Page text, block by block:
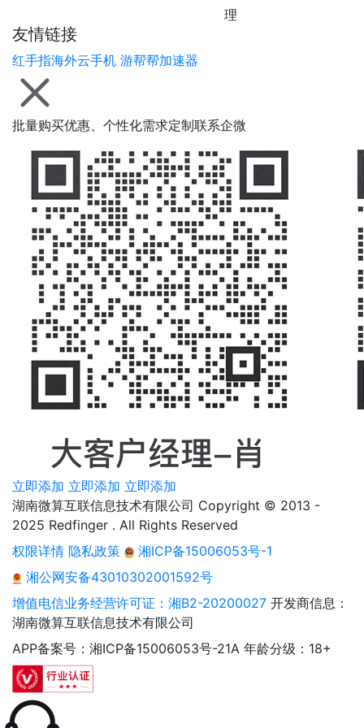
友情链接
红手指海外云手机 游帮帮加速器
理
批量购买优惠、个性化需求定制联系企微
立即添加 立即添加 立即添加
湖南微算互联信息技术有限公司 Copyright © 2013 -
2025 Redfinger . All Rights Reserved
权限详情 隐私政策
湘ICP备15006053号-1
湘公网安备43010302001592号
增值电信业务经营许可证：湘B2-20200027 开发商信息：
湖南微算互联信息技术有限公司
APP备案号：湘ICP备15006053号-21A 年龄分级：18+